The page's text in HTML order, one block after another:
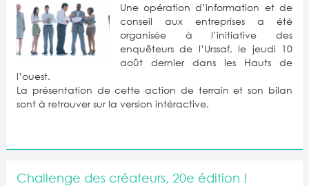
Une opération d’information et de
conseil aux entreprises a été
organisée à l’initiative des
enquêteurs de l’Urssaf, le jeudi 10
août dernier dans les Hauts de
l’ouest.
La présentation de cette action de terrain et son bilan
sont à retrouver sur la version intéractive.
Challenge des créateurs, 20e édition !